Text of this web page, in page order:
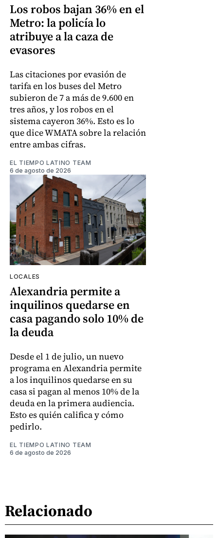
Los robos bajan 36% en el
Metro: la policía lo
atribuye a la caza de
evasores
Las citaciones por evasión de
tarifa en los buses del Metro
subieron de 7 a más de 9.600 en
tres años, y los robos en el
sistema cayeron 36%. Esto es lo
que dice WMATA sobre la relación
entre ambas cifras.
EL TIEMPO LATINO TEAM
6 de agosto de 2026
LOCALES
Alexandria permite a
inquilinos quedarse en
casa pagando solo 10% de
la deuda
Desde el 1 de julio, un nuevo
programa en Alexandria permite
a los inquilinos quedarse en su
casa si pagan al menos 10% de la
deuda en la primera audiencia.
Esto es quién califica y cómo
pedirlo.
EL TIEMPO LATINO TEAM
6 de agosto de 2026
Relacionado